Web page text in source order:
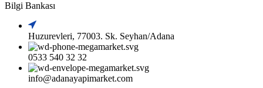
Bilgi Bankası
Huzurevleri, 77003. Sk. Seyhan/Adana
0533 540 32 32
info@adanayapimarket.com